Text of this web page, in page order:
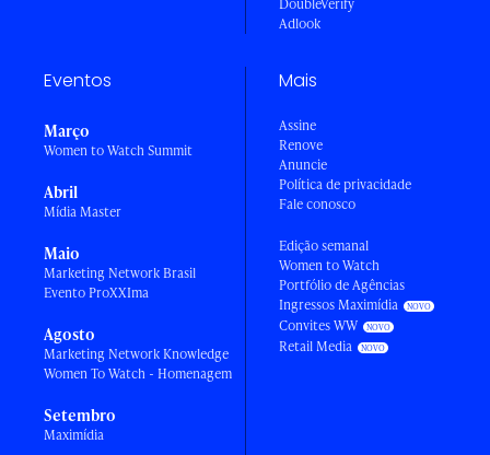
Adlook
Eventos
Março
Women to Watch Summit
Abril
Mídia Master
Maio
Marketing Network Brasil
Evento ProXXIma
Agosto
Marketing Network Knowledge
Women To Watch - Homenagem
Setembro
Maximídia
Mais
Assine
Renove
Anuncie
Política de privacidade
Fale conosco
Edição semanal
Women to Watch
Portfólio de Agências
Ingressos Maximídia
Convites WW
Retail Media